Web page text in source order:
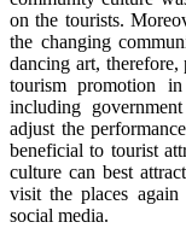
on the tourists.
the changing
dancing art,
tourism promotion
including
adjust the
beneficial to tourist
culture can best
visit the places
social media.